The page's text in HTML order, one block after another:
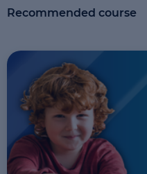
Recommended course